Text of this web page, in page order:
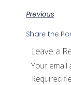
Previous
Share the
Leave a
Your email
Required